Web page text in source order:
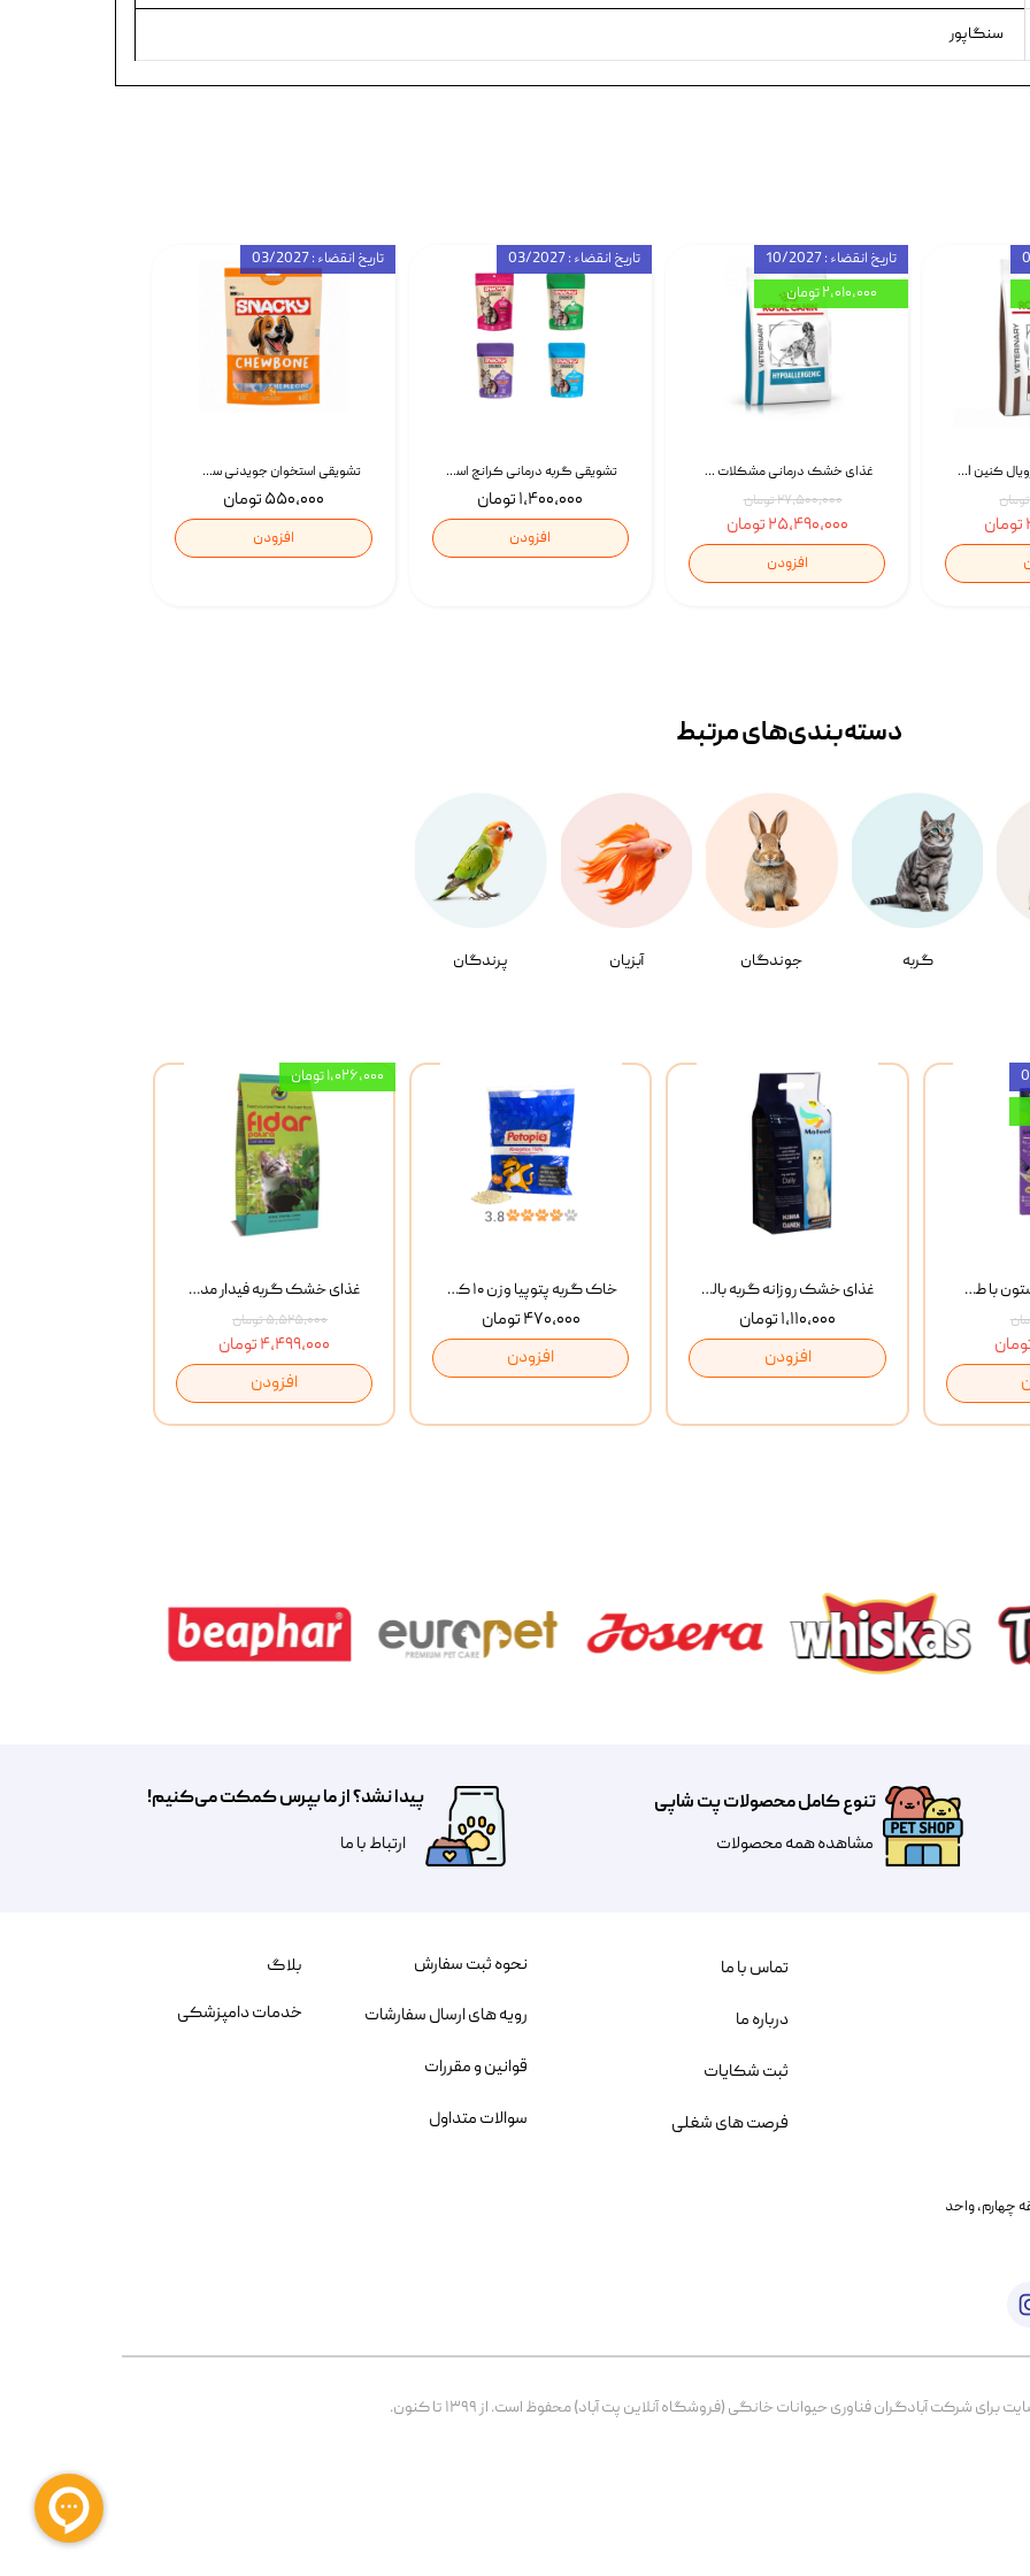
سنگاپور
تشویقی استخوان جویدنی سگ اسنکی کرانچی با طعم مرغ Snacky Crunchy Munchy وزن 100 گرم
۵۵۰,۰۰۰ تومان
افزودن
تاریخ انقضاء : 03/2027
تشویقی گربه درمانی کرانچ اسنکی با طعم میکس Snacky Crunch Cat Treats وزن 60 گرم بسته 4 عددی
۱,۴۰۰,۰۰۰ تومان
افزودن
تاریخ انقضاء : 03/2027
غذای خشک درمانی مشکلات گوارشی سگ رویال کنین Royal Canin Hypoallergenic وزن 7 کیلوگرم | پت استوک
۲۷,۵۰۰,۰۰۰ تومان
۲۵,۴۹۰,۰۰۰ تومان
افزودن
تاریخ انقضاء : 10/2027
۲,۰۱۰,۰۰۰ تومان
غذای خشک سگ رویال کنین Royal Canin Gastrointestinal وزن 7.5 کیلوگرم | پت استوک
گربه جوندگان آبزیان پرندگان
دسته‌بندی‌‌های مرتبط
غذای خشک گربه فیدار مدل Adult وزن 10 کیلوگرم
۵,۵۲۵,۰۰۰ تومان
۴,۴۹۹,۰۰۰ تومان
افزودن
۱,۰۲۶,۰۰۰ تومان
خاک گربه پتوپیا وزن ۱۰ کیلوگرم
۴۷۰,۰۰۰ تومان
افزودن
غذای خشک روزانه گربه بالغ مفید MoFeed Adult Daily Cat Food وزن 2 کیلوگرم
۱,۱۱۰,۰۰۰ تومان
افزودن
بستنی گربه وینستون با طعم مرغ و ماهی Winstone Chicken & Fish بسته 8 عددی
تنوع کامل محصولات پت شاپی
مشاهده همه محصولات
پیدا نشد؟ از ما بپرس کمکت می‌کنیم!
​​​ارتباط با ما
خیابان بنی هاشم پلاک ۲۰۲ ، طبقه چهارم، واحد
شرکت آبادگران فناوری حیوانات خانگی (فروشگاه آنلاین پت آباد) محفوظ است. از ۱۳۹۹ تا کنون.
نحوه ثبت سفارش
رویه های ارسال سفارشات
قوانین و مقررات
سوالات متداول
تماس با ما
درباره ما
ثبت شکایات
فرصت های شغلی
بلاگ
خدمات دامپزشکی